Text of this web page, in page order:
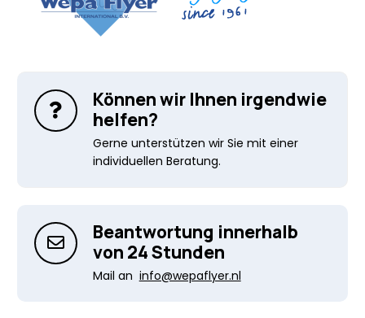
Können wir Ihnen irgendwie
helfen?
Gerne unterstützen wir Sie mit einer
individuellen Beratung.
Beantwortung innerhalb
von 24 Stunden
Mail an info@wepaflyer.nl